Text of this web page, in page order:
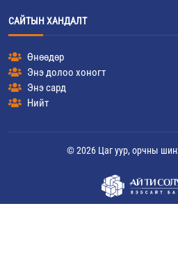
САЙТЫН ХАНДАЛТ
Өнөөдөр
Энэ долоо хоногт
Энэ сард
Нийт
© 2026 Цаг уур, орчны